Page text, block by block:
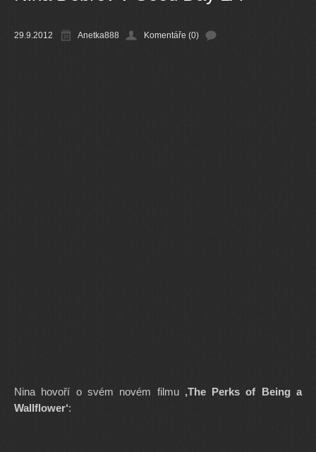
29.9.2012 Anetka888 Komentáře (0)
Nina hovoří o svém novém filmu ‚The Perks of Being a
Wallflower‘: